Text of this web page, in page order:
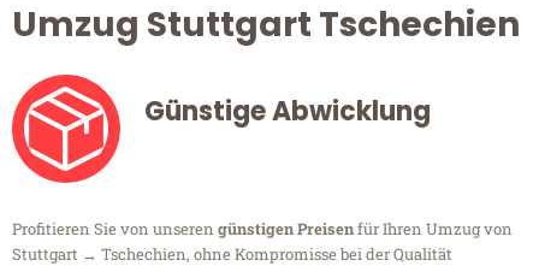
Umzug Stuttgart Tschechien
Günstige Abwicklung
Profitieren Sie von unseren günstigen Preisenfür Ihren Umzug von
Stuttgart → Tschechien, ohne Kompromisse bei der Qualität